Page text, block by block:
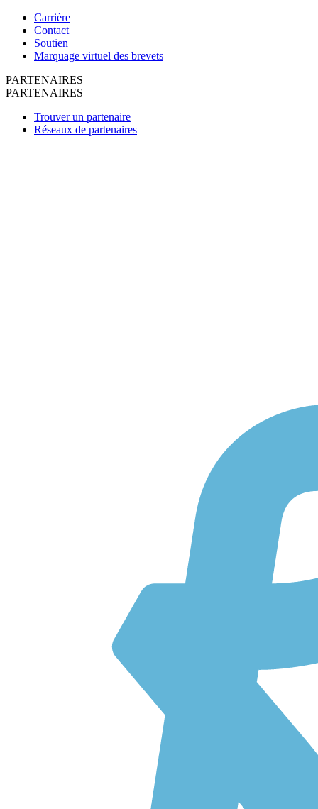
Carrière
Contact
Soutien
Marquage virtuel des brevets
PARTENAIRES
PARTENAIRES
Trouver un partenaire
Réseaux de partenaires